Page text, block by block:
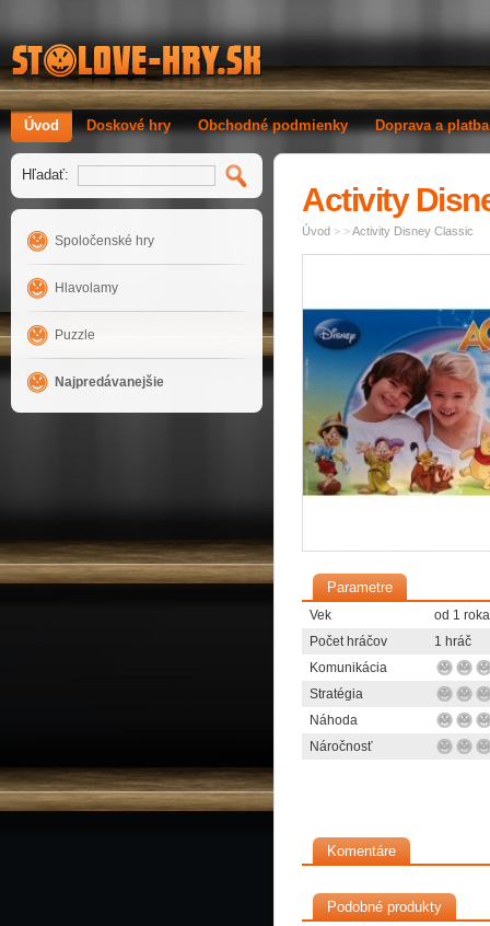
Úvod Doskové hry Obchodné podmienky Doprava a platba
Hľadať:
Spoločenské hry
Hlavolamy
Puzzle
Najpredávanejšie
Activity
Úvod > >Activity Disney Classic
Parametre
Vek
od 1 roka
Počet hráčov
1 hráč
Komunikácia
Stratégia
Náhoda
Náročnosť
Komentáre
Podobné produkty